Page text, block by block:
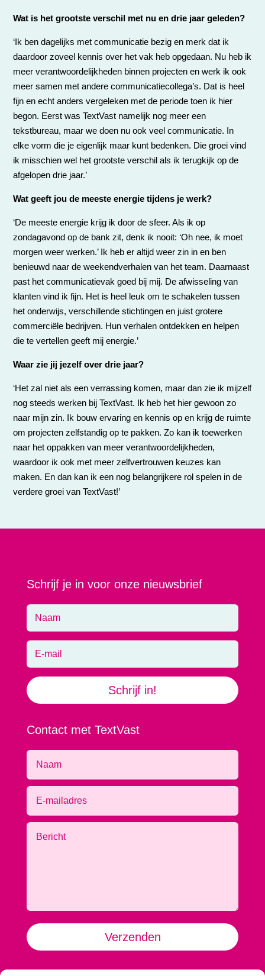
Wat is het grootste verschil met nu en drie jaar geleden?
‘Ik ben dagelijks met communicatie bezig en merk dat ik
daardoor zoveel kennis over het vak heb opgedaan. Nu heb ik
meer verantwoordelijkheden binnen projecten en werk ik ook
meer samen met andere communicatiecollega’s. Dat is heel
fijn en echt anders vergeleken met de periode toen ik hier
begon. Eerst was TextVast namelijk nog meer een
tekstbureau, maar we doen nu ook veel communicatie. In
elke vorm die je eigenlijk maar kunt bedenken. Die groei vind
ik misschien wel het grootste verschil als ik terugkijk op de
afgelopen drie jaar.’
Wat geeft jou de meeste energie tijdens je werk?
‘De meeste energie krijg ik door de sfeer. Als ik op
zondagavond op de bank zit, denk ik nooit: ‘Oh nee, ik moet
morgen weer werken.’ Ik heb er altijd weer zin in en ben
benieuwd naar de weekendverhalen van het team. Daarnaast
past het communicatievak goed bij mij. De afwisseling van
klanten vind ik fijn. Het is heel leuk om te schakelen tussen
het onderwijs, verschillende stichtingen en juist grotere
commerciële bedrijven. Hun verhalen ontdekken en helpen
die te vertellen geeft mij energie.’
Waar zie jij jezelf over drie jaar?
‘Het zal niet als een verrassing komen, maar dan zie ik mijzelf
nog steeds werken bij TextVast. Ik heb het hier gewoon zo
naar mijn zin. Ik bouw ervaring en kennis op en krijg de ruimte
om projecten zelfstandig op te pakken. Zo kan ik toewerken
naar het oppakken van meer verantwoordelijkheden,
waardoor ik ook met meer zelfvertrouwen keuzes kan
maken. En dan kan ik een nog belangrijkere rol spelen in de
verdere groei van TextVast!’
Schrijf je in voor onze nieuwsbrief
Schrijf in!
Contact met TextVast
Verzenden
Alternative: